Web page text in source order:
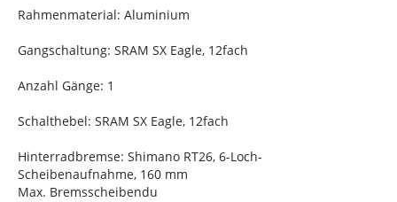
Rahmenmaterial: Aluminium
Gangschaltung: SRAM SX Eagle, 12fach
Anzahl Gänge: 1
Schalthebel: SRAM SX Eagle, 12fach
Hinterradbremse: Shimano RT26, 6-Loch-
Scheibenaufnahme, 160 mm
Max. Bremsscheibendu